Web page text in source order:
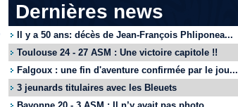
Dernières news
Il y a 50 ans: décès de Jean-François Phliponea...
Toulouse 24 - 27 ASM : Une victoire capitole !!
Falgoux : une fin d'aventure confirmée par le jou...
3 jeunards titulaires avec les Bleuets